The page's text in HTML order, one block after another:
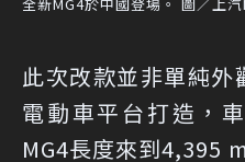
此次改款並非單純外
電動車平台打造，
MG4長度來到4,395